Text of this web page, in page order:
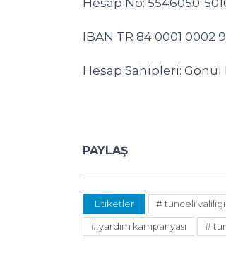
Hesap No: 5546050-
IBAN TR 84 0001 0002
Hesap Sahipleri: Gönül
PAYLAŞ
Etiketler # tunceli valiligi
# yardım kampanyası
#